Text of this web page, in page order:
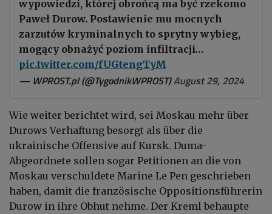
wypowiedzi, której obrońcą ma być rzekomo
Paweł Durow. Postawienie mu mocnych
zarzutów kryminalnych to sprytny wybieg,
mogący obnażyć poziom infiltracji…
pic.twitter.com/fUGtengTyM
— WPROST.pl (@TygodnikWPROST)August 29, 2024
Wie weiter berichtet wird, sei Moskau mehr über
Durows Verhaftung besorgt als über die
ukrainische Offensive auf Kursk. Duma-
Abgeordnete sollen sogar Petitionen an die von
Moskau verschuldete Marine Le Pen geschrieben
haben, damit die französische Oppositionsführerin
Durow in ihre Obhut nehme. Der Kreml behaupte